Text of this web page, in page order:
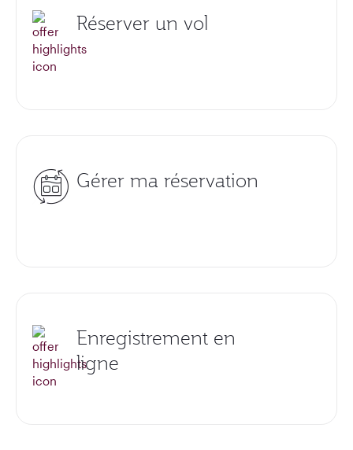
Réserver un vol
Gérer ma réservation
Enregistrement en
ligne